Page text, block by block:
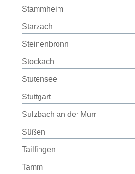
Stammheim
Starzach
Steinenbronn
Stockach
Stutensee
Stuttgart
Sulzbach an der Murr
Süßen
Tailfingen
Tamm